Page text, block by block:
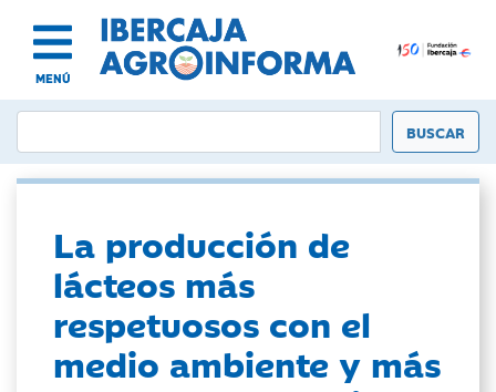
MENÚ
La producción de
lácteos más
respetuosos con el
medio ambiente y más